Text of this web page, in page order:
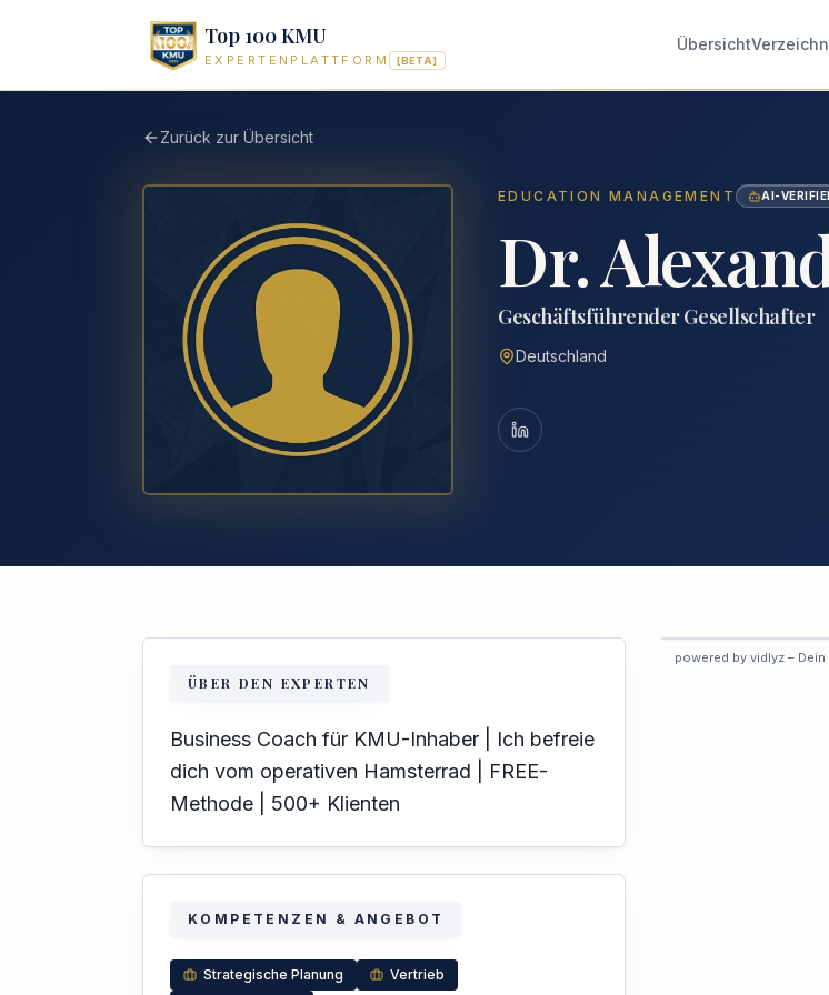
Top 100 KMU
EXPERTENPLATTFORM [BETA]
Übersicht
Zurück zur Übersicht
EDUCATION MANAGEMENT AI-
Dr.
Geschäftsführender Gesellschafter
Deutschland
ÜBER DEN EXPERTEN
Business Coach für KMU-Inhaber | Ich befreie
dich vom operativen Hamsterrad | FREE-
Methode | 500+ Klienten
KOMPETENZEN & ANGEBOT
Strategische Planung
Vertrieb
powered by vidlyz –